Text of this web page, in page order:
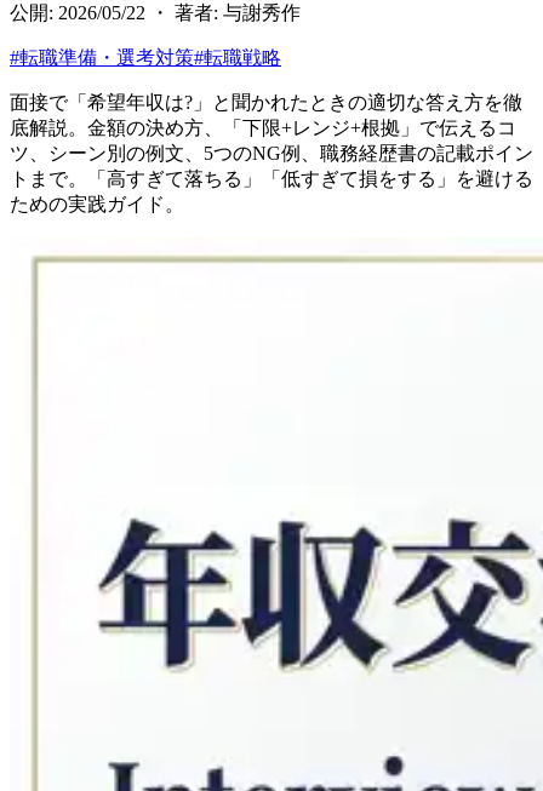
公開: 2026/05/22 ・ 著者: 与謝秀作
#転職準備・選考対策#転職戦略
面接で「希望年収は?」と聞かれたときの適切な答え方を徹
底解説。金額の決め方、「下限+レンジ+根拠」で伝えるコ
ツ、シーン別の例文、5つのNG例、職務経歴書の記載ポイン
トまで。「高すぎて落ちる」「低すぎて損をする」を避ける
ための実践ガイド。